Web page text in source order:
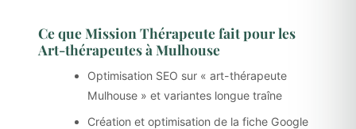
Ce que Mission Thérapeute fait pour les
Art-thérapeutes à Mulhouse
Optimisation SEO sur « art-thérapeute
Mulhouse » et variantes longue traîne
Création et optimisation de la fiche Google